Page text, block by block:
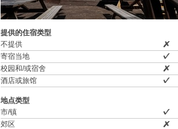
提供的住宿类型
不提供
寄宿当地
校园和/或宿舍
酒店或旅馆
地点类型
市/镇
郊区